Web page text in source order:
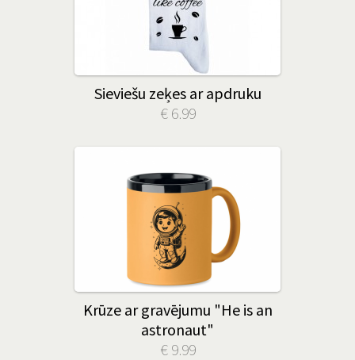
Sieviešu zeķes ar apdruku
€ 6.99
Krūze ar gravējumu "He is an
astronaut"
€ 9.99